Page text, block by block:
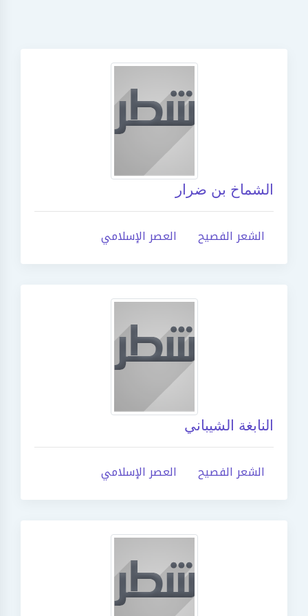
الشماخ بن ضرار
الشعر الفصيح العصر الإسلامي
النابغة الشيباني
الشعر الفصيح العصر الإسلامي